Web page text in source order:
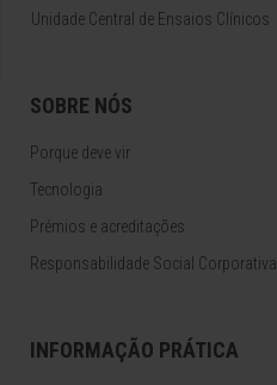
Unidade Central de Ensaios Clínicos
SOBRE NÓS
Porque deve vir
Tecnologia
Prémios e acreditações
Responsabilidade Social Corporativa
INFORMAÇÃO PRÁTICA